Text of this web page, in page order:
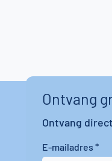
Ontvang
Ontvang
E-mailadres